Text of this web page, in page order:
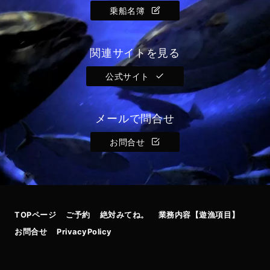
乗船名簿
関連サイトを見る
公式サイト
メールで問合せ
お問合せ
TOPページ ご予約 絶対みてね。
業務内容【遊漁項目】
お問合せ
PrivacyPolicy